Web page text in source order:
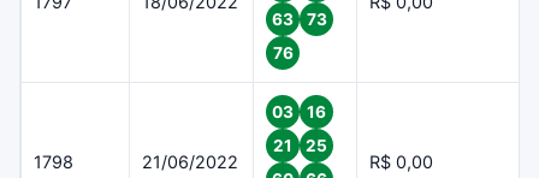
63
73
76
1798 21/06/2022
03
16
21
25
R$ 0,00